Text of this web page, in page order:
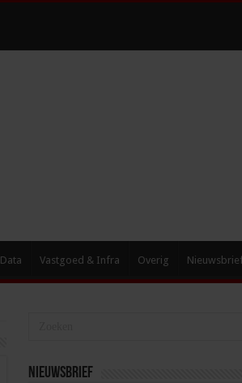
Data Vastgoed & Infra Overig
Nieuwsbrief